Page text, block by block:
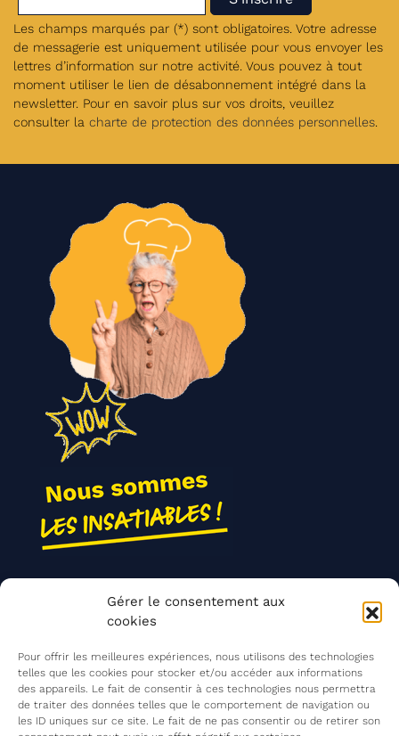
Gérer le consentement aux
cookies
Pour offrir les meilleures expériences, nous utilisons des technologies
telles que les cookies pour stocker et/ou accéder aux informations
des appareils. Le fait de consentir à ces technologies nous permettra
de traiter des données telles que le comportement de navigation ou
les ID uniques sur ce site. Le fait de ne pas consentir ou de retirer son
Les champs marqués par (*) sont obligatoires. Votre adresse
de messagerie est uniquement utilisée pour vous envoyer les
lettres d’information sur notre activité. Vous pouvez à tout
moment utiliser le lien de désabonnement intégré dans la
newsletter. Pour en savoir plus sur vos droits, veuillez
consulter la charte de protection des données personnelles
Agir ensemble
Mentions légales